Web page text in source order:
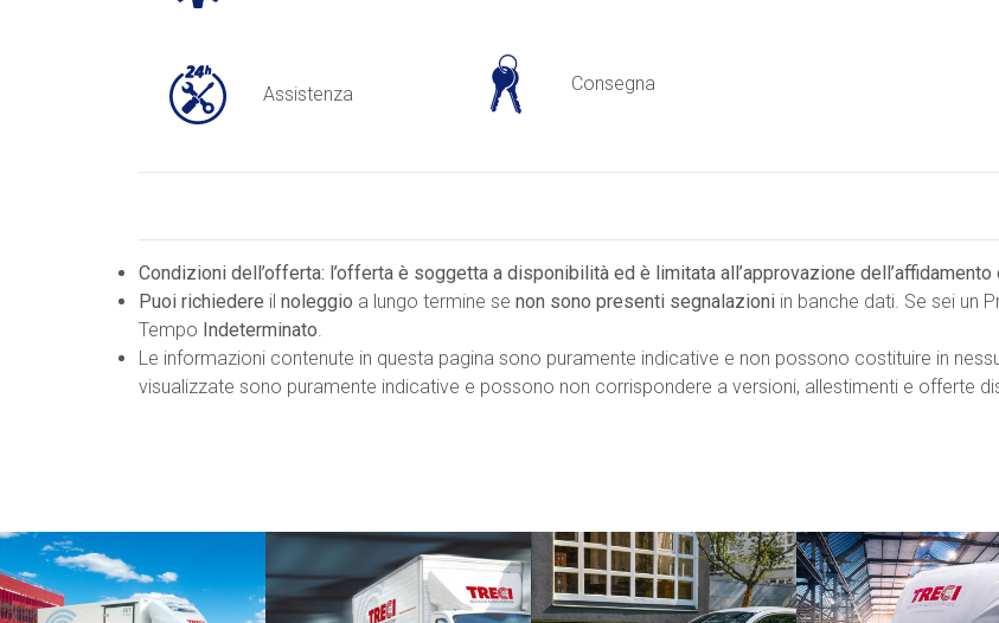
Assistenza Consegna
Condizioni dell’offerta: l’offerta è soggetta a disponibilità ed è limitata all’approvazione
Puoi richiedere il noleggio a lungo termine se non sono presenti segnalazioni in banche dati. Se sei un
Tempo Indeterminato.
Le informazioni contenute in questa pagina sono puramente indicative e non possono costituire in
visualizzate sono puramente indicative e possono non corrispondere a versioni, allestimenti e offerte